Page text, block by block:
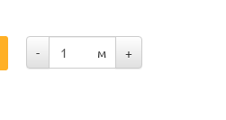
- м +